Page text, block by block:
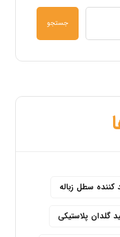
جستجو
کننده سطل زباله
گلدان پلاستیکی